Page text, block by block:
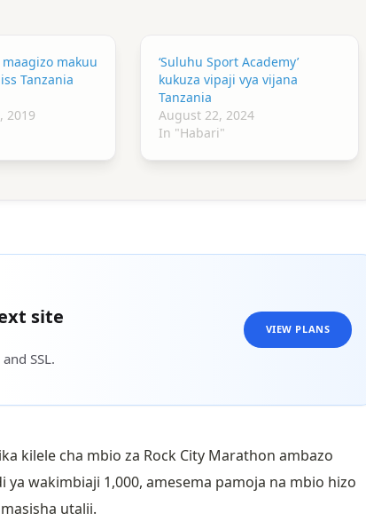
makuu
Tanzania
2019
‘Suluhu Sport Academy’
kukuza vipaji vya vijana
Tanzania
August 22, 2024
In "Habari"
site
SSL.
VIEW PLANS
kilele cha mbio za Rock City Marathon ambazo
wakimbiaji 1,000, amesema pamoja na mbio hizo
utalii.